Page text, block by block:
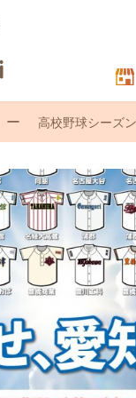
高校野球シーズ